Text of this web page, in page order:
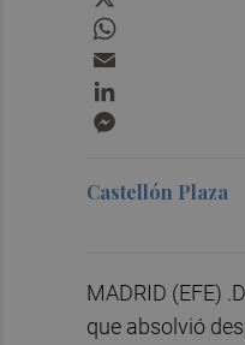
Castellón Plaza
MADRID (EFE)
que absolvió